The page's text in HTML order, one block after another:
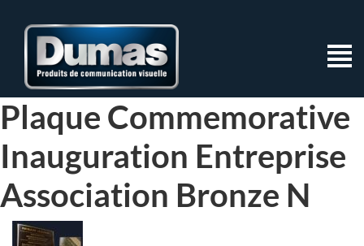
Plaque Commemorative
Inauguration Entreprise
Association Bronze N